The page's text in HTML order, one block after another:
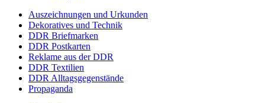
Auszeichnungen und Urkunden
Dekoratives und Technik
DDR Briefmarken
DDR Postkarten
Reklame aus der DDR
DDR Textilien
DDR Alltagsgegenstände
Propaganda